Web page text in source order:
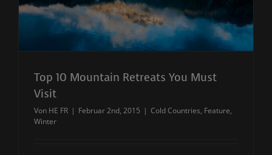
Top 10 Mountain Retreats You Must
Visit
Von HE FR | Februar 2nd, 2015 | Cold Countries, Feature,
Winter